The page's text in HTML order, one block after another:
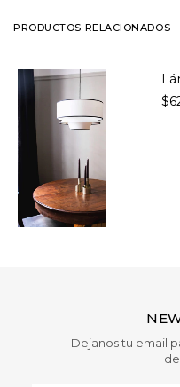
PRODUCTOS RELACIONADOS
Dejanos tu email